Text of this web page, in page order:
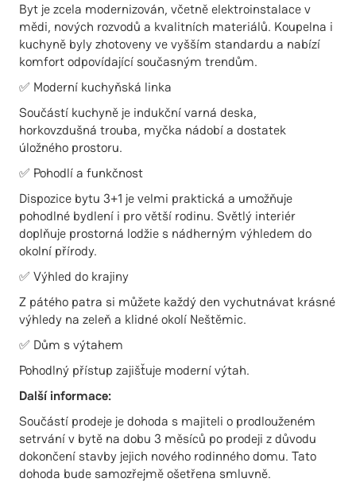
Byt je zcela modernizován, včetně elektroinstalace v
mědi, nových rozvodů a kvalitních materiálů. Koupelna i
kuchyně byly zhotoveny ve vyšším standardu a nabízí
komfort odpovídající současným trendům.
✅ Moderní kuchyňská linka
Součástí kuchyně je indukční varná deska,
horkovzdušná trouba, myčka nádobí a dostatek
úložného prostoru.
✅ Pohodlí a funkčnost
Dispozice bytu 3+1 je velmi praktická a umožňuje
pohodlné bydlení i pro větší rodinu. Světlý interiér
doplňuje prostorná lodžie s nádherným výhledem do
okolní přírody.
✅ Výhled do krajiny
Z pátého patra si můžete každý den vychutnávat krásné
výhledy na zeleň a klidné okolí Neštěmic.
✅ Dům s výtahem
Pohodlný přístup zajišťuje moderní výtah.
Další informace:
Součástí prodeje je dohoda s majiteli o prodlouženém
setrvání v bytě na dobu 3 měsíců po prodeji z důvodu
dokončení stavby jejich nového rodinného domu. Tato
dohoda bude samozřejmě ošetřena smluvně.